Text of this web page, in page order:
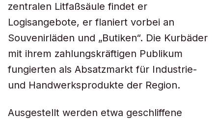
zentralen Litfaßsäule findet er
Logisangebote, er flaniert vorbei an
Souvenirläden und „Butiken“. Die Kurbäder
mit ihrem zahlungskräftigen Publikum
fungierten als Absatzmarkt für Industrie-
und Handwerksprodukte der Region.
Ausgestellt werden etwa geschliffene